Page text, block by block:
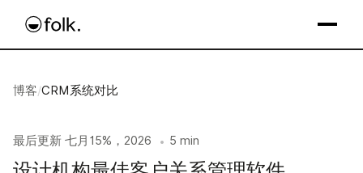
博客/CRM系统对比
最后更新 七月15%，2026 • 5 min